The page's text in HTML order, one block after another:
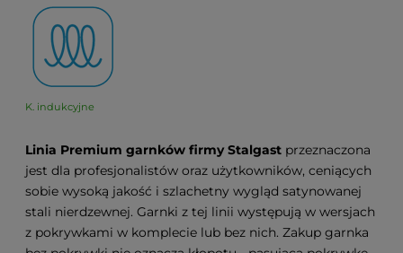
K. indukcyjne
Linia Premium garnków firmy Stalgast przeznaczona
jest dla profesjonalistów oraz użytkowników, ceniących
sobie wysoką jakość i szlachetny wygląd satynowanej
stali nierdzewnej. Garnki z tej linii występują w wersjach
z pokrywkami w komplecie lub bez nich. Zakup garnka